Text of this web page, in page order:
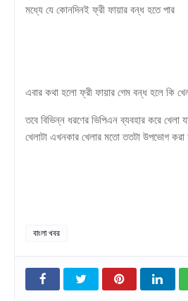
মধ্যে যে কোনদিনই ফ্রী ফায়ার বন্ধ হতে পার
এবার কথা হলো ফ্রী ফায়ার গেম বন্ধ হলে কি
তবে বিভিন্ন ধরণের ভিপিএন ব্যবহার করে খেলা
খেলাটা এখনকার খেলার মতো ততটা উপভোগ করা
বাংলা খবর